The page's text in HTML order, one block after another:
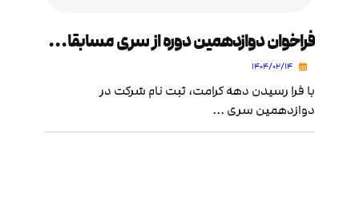
فراخوان‌ دوازدهمین دوره از سری مسابقات «به سوی آسمان»
۱۴۰۴/۰۲/۱۴
با فرا رسیدن دهه کرامت، ثبت نام شرکت در
دوازدهمین سری ...